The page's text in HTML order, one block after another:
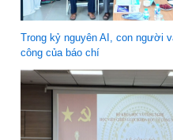
Trong kỷ nguyên AI, con người
công của báo chí